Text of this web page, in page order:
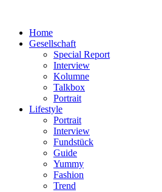
Home
Gesellschaft
Special Report
Interview
Kolumne
Talkbox
Portrait
Lifestyle
Portrait
Interview
Fundstück
Guide
Yummy
Fashion
Trend